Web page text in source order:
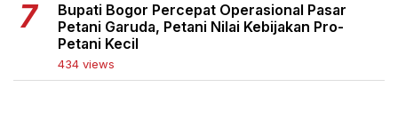
Bupati Bogor Percepat Operasional Pasar
Petani Garuda, Petani Nilai Kebijakan Pro-
Petani Kecil
434 views